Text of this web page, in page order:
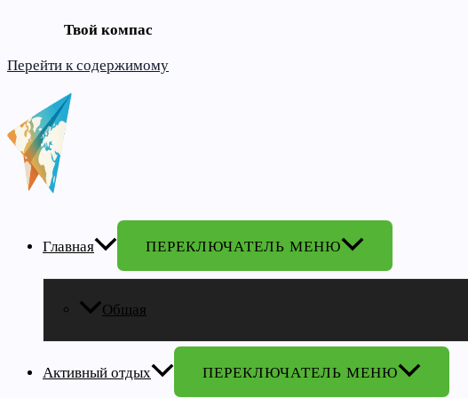
Твой компас
Перейти к содержимому
Главная ПЕРЕКЛЮЧАТЕЛЬ МЕНЮ
Общая
Активный отдых ПЕРЕКЛЮЧАТЕЛЬ МЕНЮ